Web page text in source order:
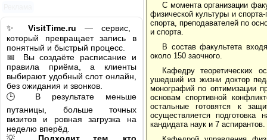
✨ VisitTime.ru — сервис,
который превращает запись в
понятный и быстрый процесс.
📅 Вы создаёте расписание и
правила приёма, а клиенты
выбирают удобный слот онлайн,
без ожидания и звонков.
🕒 В результате меньше
путаницы, больше точных
визитов и ровная загрузка на
неделю вперёд.
С момента организации
физической культуры и
спорта, преподавателей по
и спорта.
В состав факультета
около 150 заочного.
Кафедру теоретических
ушедший из жизни доктор
монографий по оптимизации
основам спортивной
остальные готовятся к
осуществляется подготовка
кандидата наук и 7 аспирантов.